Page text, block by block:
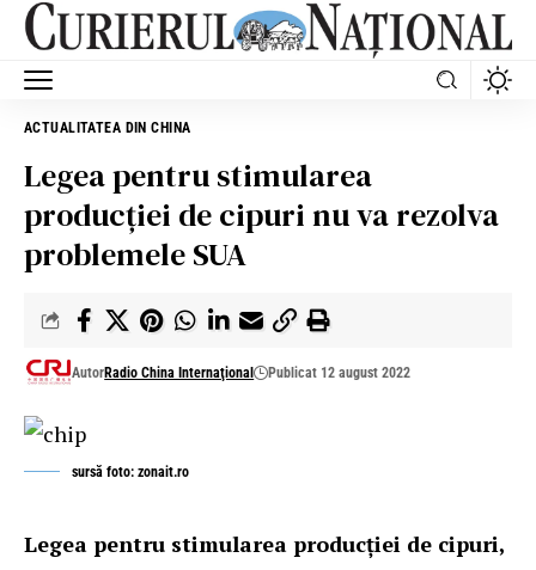
ACTUALITATEA DIN CHINA
Legea pentru stimularea
producției de cipuri nu va rezolva
problemele SUA
AutorRadio China Internaţional Publicat 12 august 2022
sursă foto: zonait.ro
Legea pentru stimularea producției de cipuri,